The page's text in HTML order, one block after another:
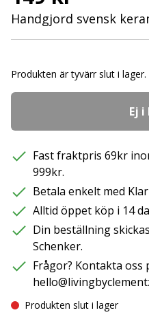
Handgjord svensk
Produkten är tyvärr slut i lager.
Ej
Fast fraktpris 69kr
999kr.
Betala enkelt med
Alltid öppet köp i 14
Din beställning
Schenker.
Frågor? Kontakta oss
Produkten slut i lager